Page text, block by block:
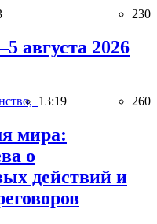
230
августа 2026
13:19 260
мира:
о
действий и